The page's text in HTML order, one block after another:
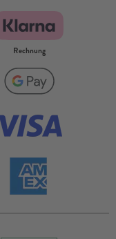
Rechnung